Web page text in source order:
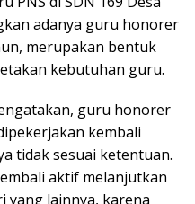
adanya guru honorer
merupakan bentuk
kebutuhan guru.
guru honorer
kembali
tidak sesuai ketentuan.
aktif melanjutkan
yang lainnya, karena